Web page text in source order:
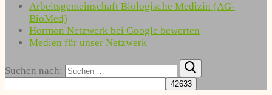
Arbeitsgemeinschaft Biologische Medizin (AG-
BioMed)
Hormon Netzwerk bei Google bewerten
Medien für unser Netzwerk
Suchen nach: